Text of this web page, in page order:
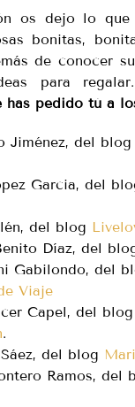
os dejo lo que
bonitas,
de conocer
para
has pedido tú a
Jiménez, del blog
Garcia, del
del blog
Díaz, del
Gabilondo, del
Viaje
Capel, del blog
.
del blog
Ramos, del